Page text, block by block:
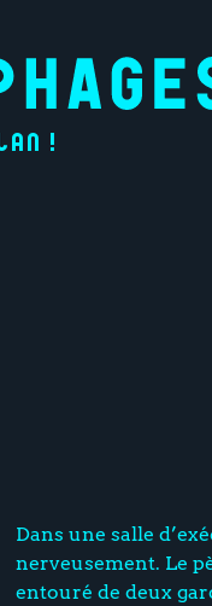
!
Dans une salle
nerveusement. Le
entouré de deux